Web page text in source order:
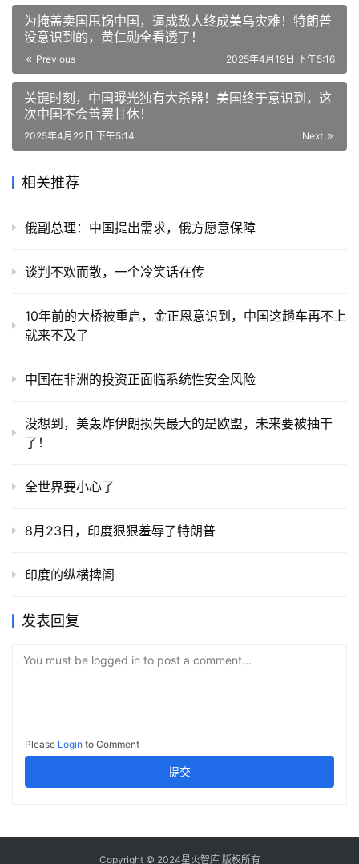
为掩盖卖国甩锅中国，逼成敌人终成美乌灾难！特朗普
没意识到的，黄仁勋全看透了！
Previous 2025年4月19日 下午5:16
关键时刻，中国曝光独有大杀器！美国终于意识到，这
次中国不会善罢甘休！
Next
2025年4月22日 下午5:14
相关推荐
俄副总理：中国提出需求，俄方愿意保障
谈判不欢而散，一个冷笑话在传
10年前的大桥被重启，金正恩意识到，中国这趟车再不上
就来不及了
中国在非洲的投资正面临系统性安全风险
没想到，美轰炸伊朗损失最大的是欧盟，未来要被抽干
了！
全世界要小心了
8月23日，印度狠狠羞辱了特朗普
印度的纵横捭阖
发表回复
You must be logged in to post a comment...
Please Login to Comment
提交
Copyright © 2024星火智库 版权所有